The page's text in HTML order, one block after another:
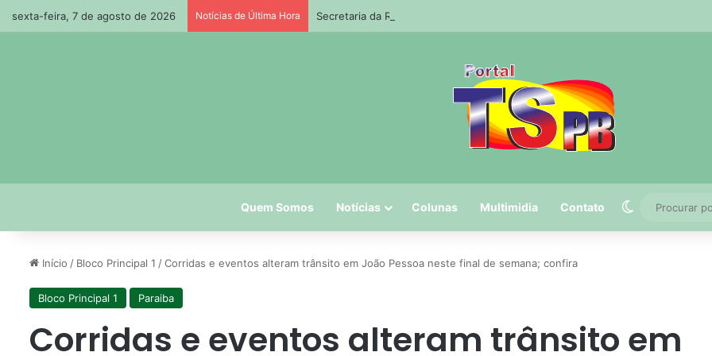
sexta-feira, 7 de agosto de 2026 Notícias de Última Hora Secretaria da Receita prorroga prazo para pagamento do ISS de julho
Quem Somos Notícias Colunas Multimidia Contato Switch skin
Início / Bloco Principal 1 /Corridas e eventos alteram trânsito em João Pessoa neste final de semana; confira
Bloco Principal 1 Paraiba
Corridas e eventos alteram trânsito em